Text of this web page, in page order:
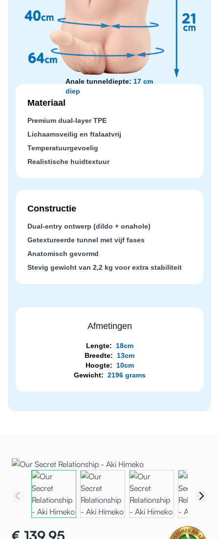
Anale tunneldiepte: 17 cm
diep
Materiaal
Premium dual-layer TPE
Lichaamsveilig en ftalaatvrij
Temperatuurgevoelig
Realistische huidtextuur
Constructie
Dual-entry ontwerp (dildo + onahole)
Getextureerde tunnel met vijf fases
Anatomisch gevormd
Stevig gewicht van 2,2 kg voor extra stabiliteit
Afmetingen
Lengte:
18cm
Breedte:
13cm
Hoogte:
10cm
Gewicht: 2196 grams